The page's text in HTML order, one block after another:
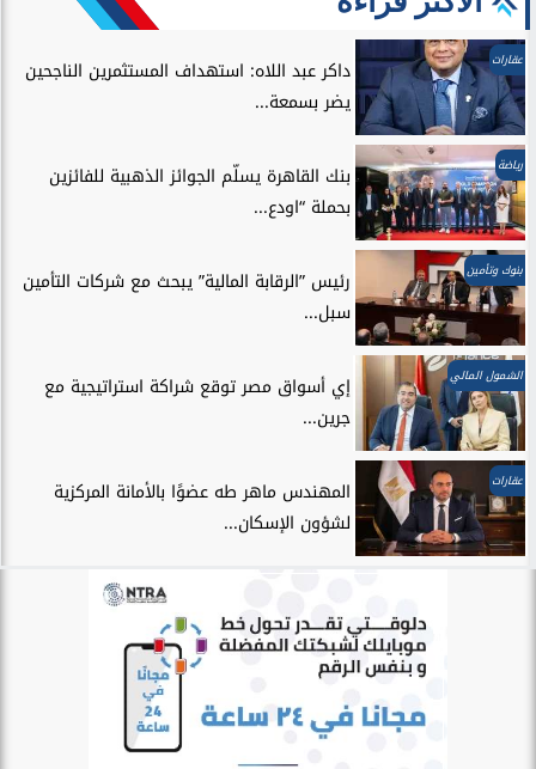
عقارات
داكر عبد اللاه: استهداف المستثمرين الناجحين
يضر بسمعة...
رياضة
بنك القاهرة يسلّم الجوائز الذهبية للفائزين
بحملة “اودع...
بنوك وتأمين
رئيس ”الرقابة المالية” يبحث مع شركات التأمين
سبل...
الشمول المالي
إي أسواق مصر توقع شراكة استراتيجية مع
جرين...
عقارات
المهندس ماهر طه عضوًا بالأمانة المركزية
لشؤون الإسكان...